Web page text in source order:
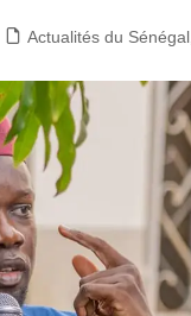
Actualités du Sénégal